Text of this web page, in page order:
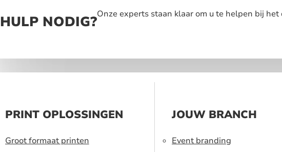
HULP NODIG?Onze experts staan klaar om u te helpen bij
PRINT OPLOSSINGEN
Groot formaat printen
JOUW BRANCH
Event branding